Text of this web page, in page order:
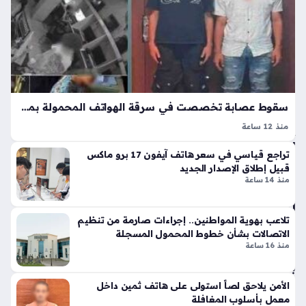
سا
ف
أس
ف
الم
فا
ج
لم
وق
ع
بوا
بة
ال
شر
سقوط عصابة تخصصت في سرقة الهواتف المحمولة بمدينة سوهاج بعد مطاردة أمنية
منذ 12 ساعة
التواصل الاجتماعي حول واقعة سرقة هاتف محمول في محافظة
سوهاج، حيث تضمن المنشور صورا ومقطع فيديو يوثق الحادثة،
تراجع قياسي في سعر هاتف آيفون 17 برو ماكس
قبيل إطلاق الإصدار الجديد
منذ 14 ساعة
تلاعب بهوية المواطنين.. إجراءات صارمة من تنظيم
الاتصالات بشأن خطوط المحمول المسجلة
منذ 16 ساعة
الأمن يلاحق لصاً استولى على هاتف ثمين داخل
معمل بأسلوب المغافلة